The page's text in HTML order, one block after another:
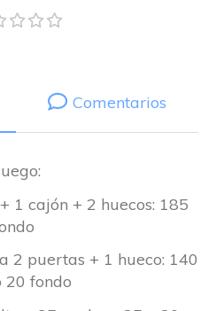
Comentarios
1 cajón + 2 huecos: 185
2 puertas + 1 hueco: 140
20 fondo